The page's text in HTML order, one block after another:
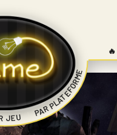
JEU PAR PLATEFORME
|